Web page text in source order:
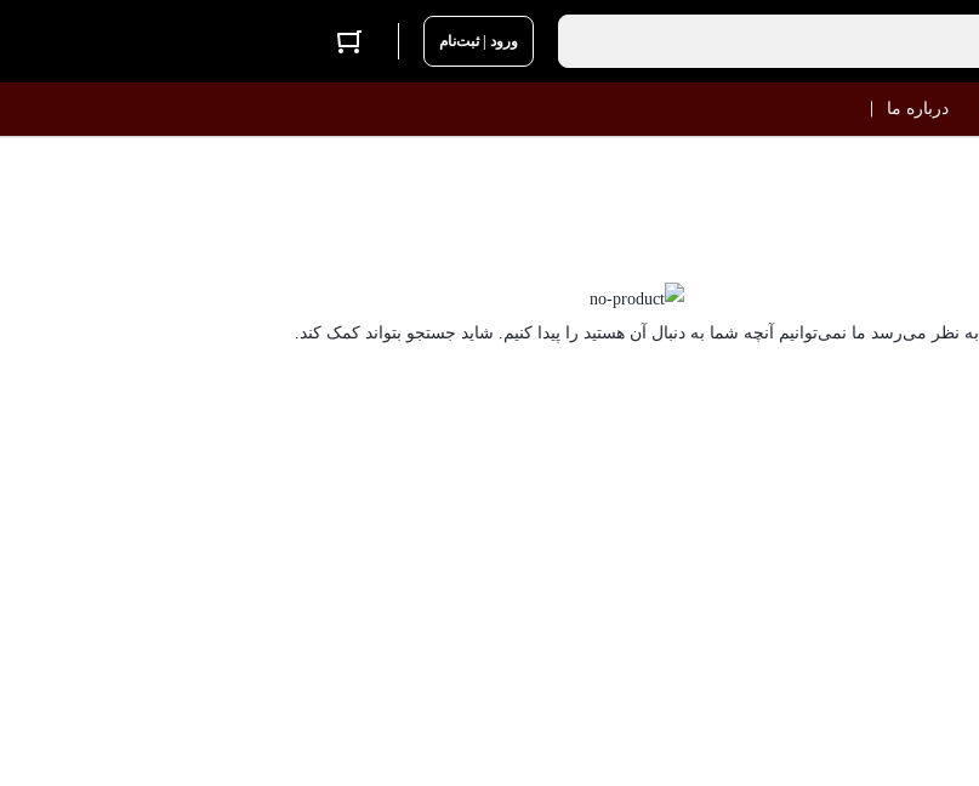
ورود | ثبت‌نام
درباره ما
به نظر می‌رسد ما نمی‌توانیم آنچه شما به دنبال آن هستید را پیدا کنیم. شاید جستجو بتواند کمک کند.